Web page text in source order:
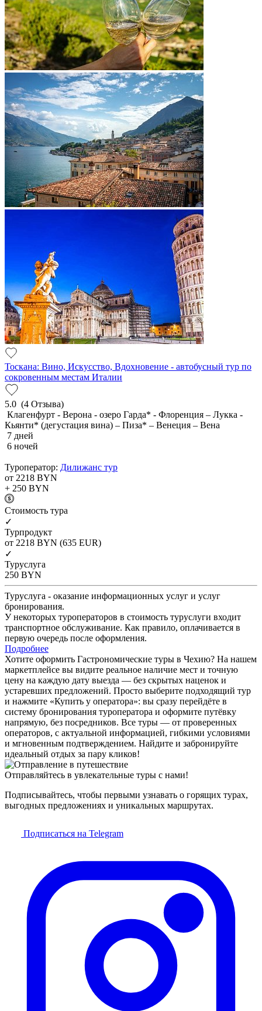
Тоскана: Вино, Искусство, Вдохновение - автобусный тур по
сокровенным местам Италии
5.0 (4 Отзыва)
Клагенфурт - Верона - озеро Гарда* - Флоренция – Лукка -
Кьянти* (дегустация вина) – Пиза* – Венеция – Вена
7 дней
6 ночей
Туроператор: Дилижанс тур
от 2218 BYN
+ 250 BYN
Cтоимость тура
✓
Турпродукт
от 2218 BYN (635 EUR)
✓
Туруслуга
250 BYN
Туруслуга - оказание информационных услуг и услуг
бронирования.
У некоторых туроператоров в стоимость туруслуги входит
транспортное обслуживание. Как правило, оплачивается в
первую очередь после оформления.
Подробнее
Хотите оформить Гастрономические туры в Чехию? На нашем
маркетплейсе вы видите реальное наличие мест и точную
цену на каждую дату выезда — без скрытых наценок и
устаревших предложений. Просто выберите подходящий тур
и нажмите «Купить у оператора»: вы сразу перейдёте в
систему бронирования туроператора и оформите путёвку
напрямую, без посредников. Все туры — от проверенных
операторов, с актуальной информацией, гибкими условиями
и мгновенным подтверждением. Найдите и забронируйте
идеальный отдых за пару кликов!
Отправляйтесь в увлекательные туры с нами!
Подписывайтесь, чтобы первыми узнавать о горящих турах,
выгодных предложениях и уникальных маршрутах.
Подписаться на Telegram